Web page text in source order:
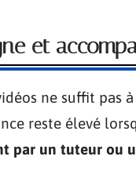
et
ne suffit pas
reste élevé
par un tuteur